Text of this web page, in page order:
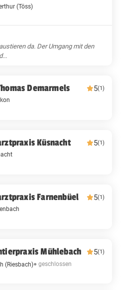
(Töss)
da. Der Umgang mit den
Demarmels 5(1)
Küsnacht 5(1)
Farnenbüel 5(1)
Mühlebach 5(1)
(Riesbach)● geschlossen